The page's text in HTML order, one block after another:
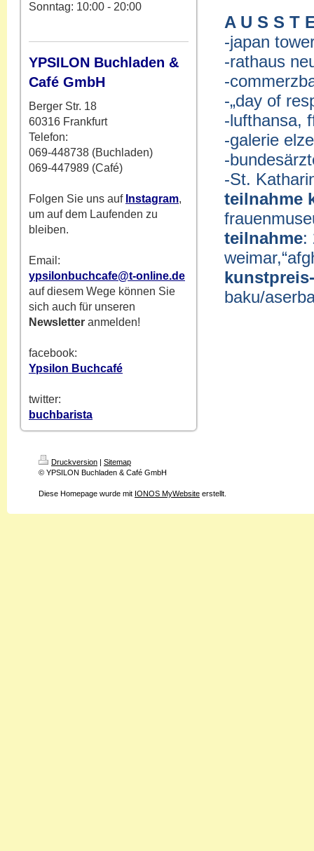
Sonntag: 10:00 - 20:00
YPSILON Buchladen &
Café GmbH
Berger Str. 18
60316 Frankfurt
Telefon:
069-448738 (Buchladen)
069-447989 (Café)
Folgen Sie uns auf Instagram,
um auf dem Laufenden zu
bleiben.
Email:
ypsilonbuchcafe@t-online.de
auf diesem Wege können Sie
sich auch für unseren
Newsletter anmelden!
facebook:
Ypsilon Buchcafé
twitter:
buchbarista
A U S S T
-japan
-rathaus
-
-„day of
-lufthansa,
-galerie
-
-St.
teilnahme:
baku/
Druckversion | Sitemap
© YPSILON Buchladen & Café GmbH
Diese Homepage wurde mit IONOS MyWebsite erstellt.